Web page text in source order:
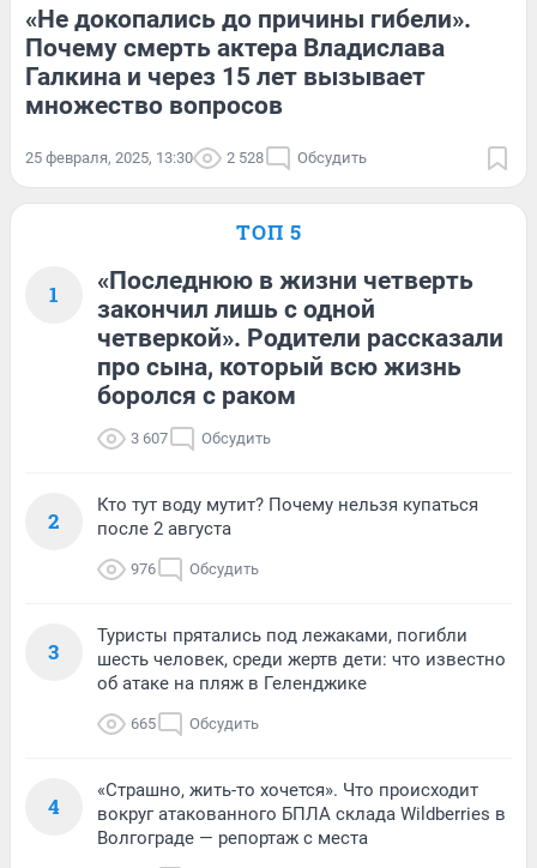
«Не докопались до причины гибели».
Почему смерть актера Владислава
Галкина и через 15 лет вызывает
множество вопросов
25 февраля, 2025, 13:30 2 528 Обсудить
ТОП 5
1
«Последнюю в жизни четверть
закончил лишь с одной
четверкой». Родители рассказали
про сына, который всю жизнь
боролся с раком
3 607 Обсудить
2
Кто тут воду мутит? Почему нельзя купаться
после 2 августа
976 Обсудить
3
Туристы прятались под лежаками, погибли
шесть человек, среди жертв дети: что известно
об атаке на пляж в Геленджике
665 Обсудить
4
«Страшно, жить-то хочется». Что происходит
вокруг атакованного БПЛА склада Wildberries в
Волгограде — репортаж с места